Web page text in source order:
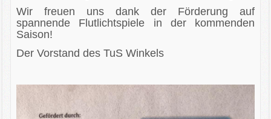
Wir freuen uns dank der Förderung auf
spannende Flutlichtspiele in der kommenden
Saison!
Der Vorstand des TuS Winkels